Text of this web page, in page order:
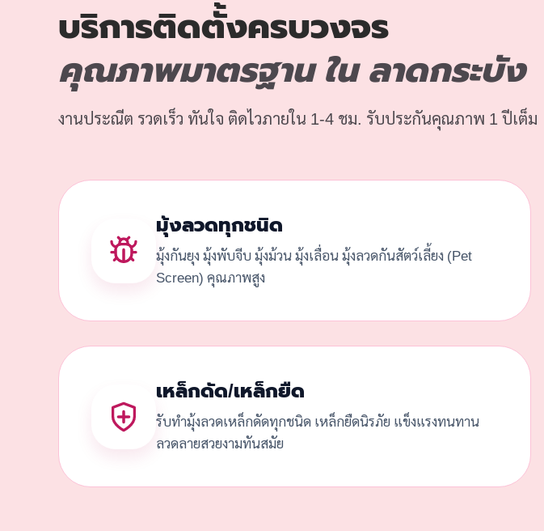
บริการติดตั้งครบวงจร
คุณภาพมาตรฐาน ใน ลาดกระบัง
งานประณีต รวดเร็ว ทันใจ ติดไวภายใน 1-4 ชม. รับประกันคุณภาพ 1 ปีเต็ม
มุ้งลวดทุกชนิด
มุ้งกันยุง มุ้งพับจีบ มุ้งม้วน มุ้งเลื่อน มุ้งลวดกันสัตว์เลี้ยง (Pet
Screen) คุณภาพสูง
เหล็กดัด/เหล็กยืด
รับทำมุ้งลวดเหล็กดัดทุกชนิด เหล็กยืดนิรภัย แข็งแรงทนทาน
ลวดลายสวยงามทันสมัย